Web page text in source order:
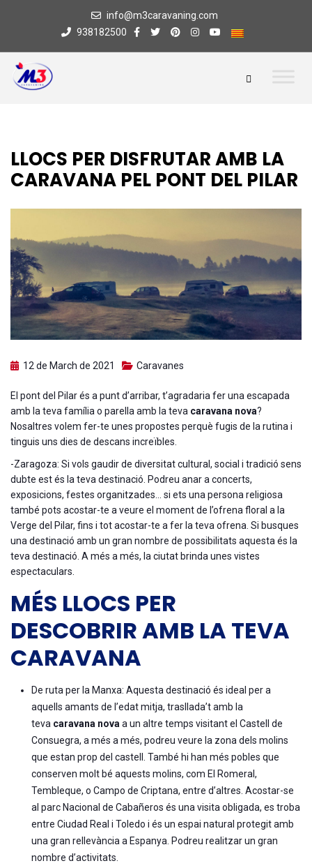
info@m3caravaning.com
938182500
LLOCS PER DISFRUTAR AMB LA
CARAVANA PEL PONT DEL PILAR
12 de March de 2021 Caravanes
El pont del Pilar és a punt d’arribar, t’agradaria fer una escapada
amb la teva família o parella amb la teva caravana nova?
Nosaltres volem fer-te unes propostes perquè fugis de la rutina i
tinguis uns dies de descans increïbles.
-Zaragoza: Si vols gaudir de diversitat cultural, social i tradició sens
dubte est és la teva destinació. Podreu anar a concerts,
exposicions, festes organitzades… si ets una persona religiosa
també pots acostar-te a veure el moment de l’ofrena floral a la
Verge del Pilar, fins i tot acostar-te a fer la teva ofrena. Si busques
una destinació amb un gran nombre de possibilitats aquesta és la
teva destinació. A més a més, la ciutat brinda unes vistes
espectaculars.
MÉS LLOCS PER
DESCOBRIR AMB LA TEVA
CARAVANA
De ruta per la Manxa: Aquesta destinació és ideal per a
aquells amants de l’edat mitja, trasllada’t amb la
teva caravana nova a un altre temps visitant el Castell de
Consuegra, a més a més, podreu veure la zona dels molins
que estan prop del castell. També hi han més pobles que
conserven molt bé aquests molins, com El Romeral,
Tembleque, o Campo de Criptana, entre d’altres. Acostar-se
al parc Nacional de Cabañeros és una visita obligada, es troba
entre Ciudad Real i Toledo i és un espai natural protegit amb
una gran rellevància a Espanya. Podreu realitzar un gran
nombre d’activitats.